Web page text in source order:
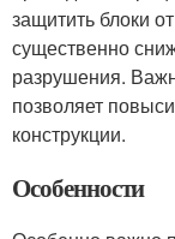
защитить блоки
существенно
разрушения.
позволяет
конструкции.
Особенности